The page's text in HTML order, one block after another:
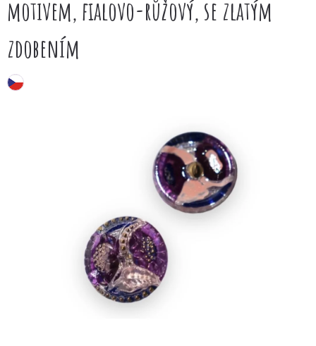
motivem, fialovo-růžový, se zlatým
zdobením